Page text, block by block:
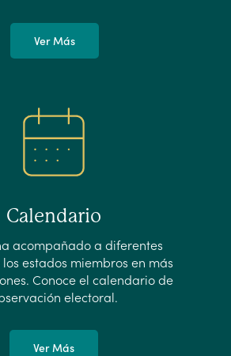
Ver Más
Calendario
acompañado a diferentes
estados miembros en más
Conoce el calendario de
electoral.
Ver Más